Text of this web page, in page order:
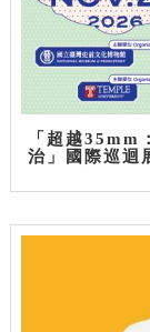
「超越35mm
治」國際巡迴